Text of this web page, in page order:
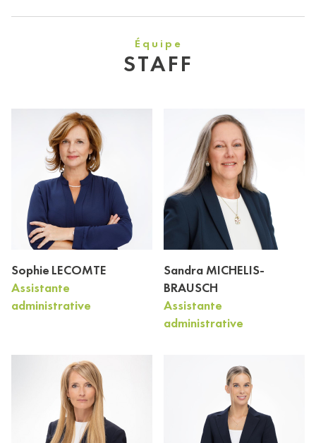
Équipe
STAFF
Sophie LECOMTE
Assistante
administrative
Sandra MICHELIS-
BRAUSCH
Assistante
administrative